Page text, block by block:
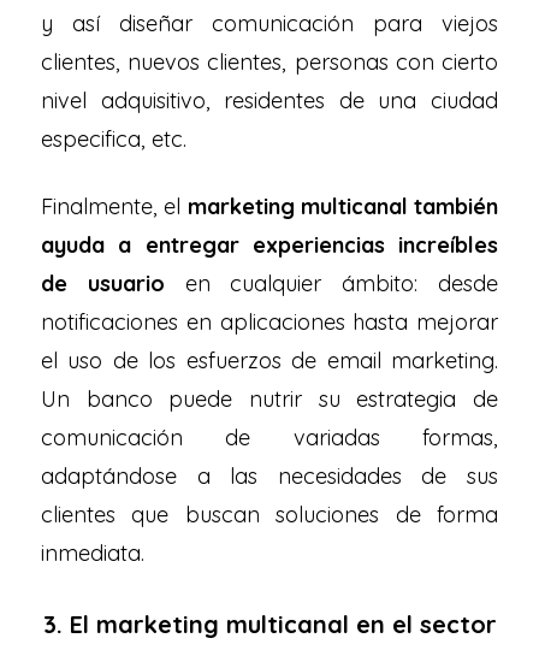
y así diseñar comunicación para viejos
clientes, nuevos clientes, personas con cierto
nivel adquisitivo, residentes de una ciudad
especifica, etc.
Finalmente, el marketing multicanal también
ayuda a entregar experiencias increíbles
de usuario en cualquier ámbito: desde
notificaciones en aplicaciones hasta mejorar
el uso de los esfuerzos de email marketing.
Un banco puede nutrir su estrategia de
comunicación de variadas formas,
adaptándose a las necesidades de sus
clientes que buscan soluciones de forma
inmediata.
3. El marketing multicanal en el sector